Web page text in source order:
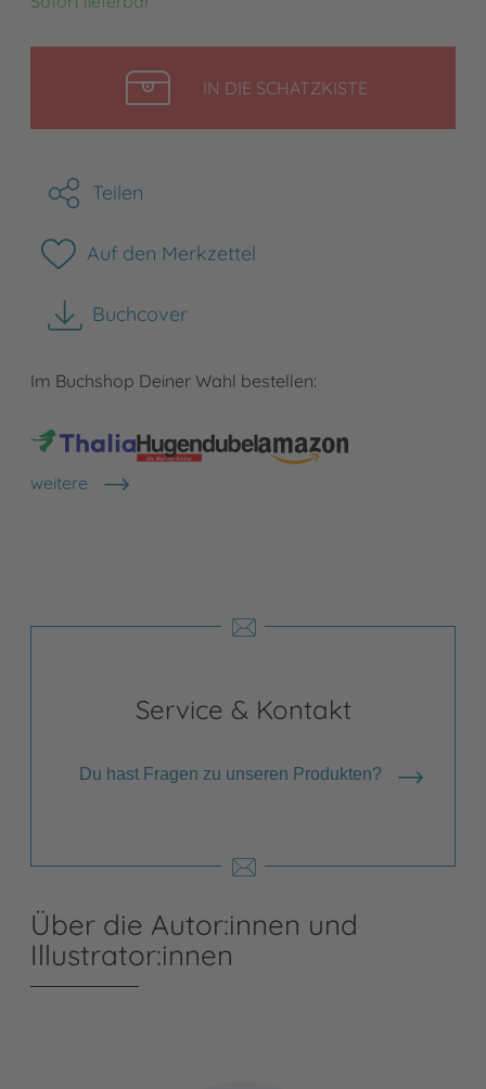
IN DIE SCHATZKISTELEGEN
Teilen
Auf den Merkzettel
Buchcover
herunterladen
Im Buchshop Deiner Wahl bestellen:
weitere
Shops anzeigen
Service & Kontakt
Du hast Fragen zu unseren Produkten?
Über die Autor:innen und
Illustrator:innen